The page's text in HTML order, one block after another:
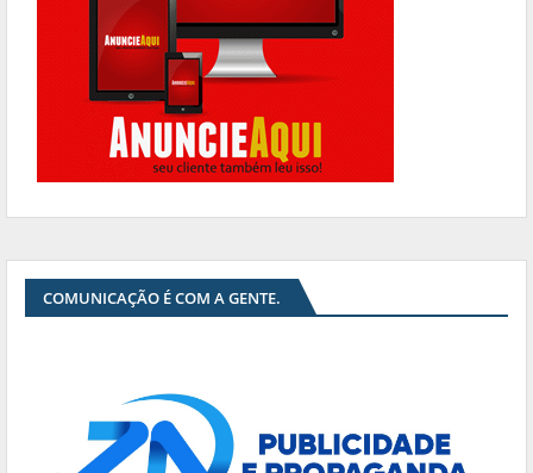
COMUNICAÇÃO É COM A GENTE.